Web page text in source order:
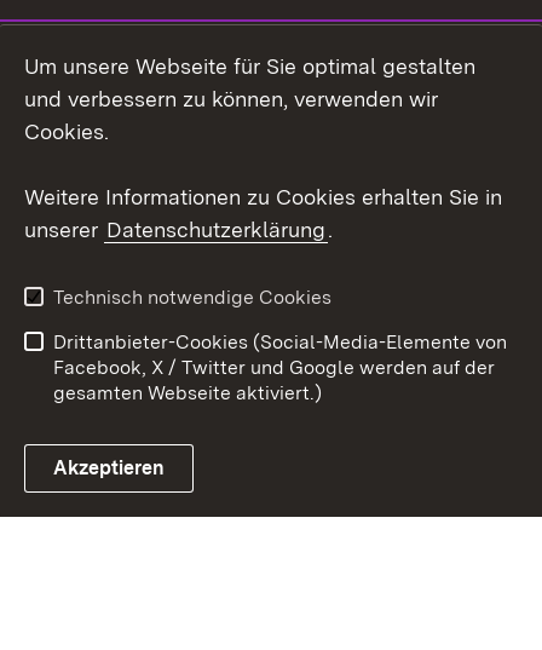
Mastodon
Youtube
Link zum Landesportal
Kontakt
Datenschutz
Barrierefreiheit
Impressum Cookies
Um unsere Webseite für Sie optimal gestalten
und verbessern zu können, verwenden wir
Cookies.
Weitere Informationen zu Cookies erhalten Sie in
unserer Datenschutzerklärung.
Technisch notwendige Cookies
Drittanbieter-Cookies (Social-Media-Elemente von
Facebook, X / Twitter und Google werden auf der
gesamten Webseite aktiviert.)
Akzeptieren